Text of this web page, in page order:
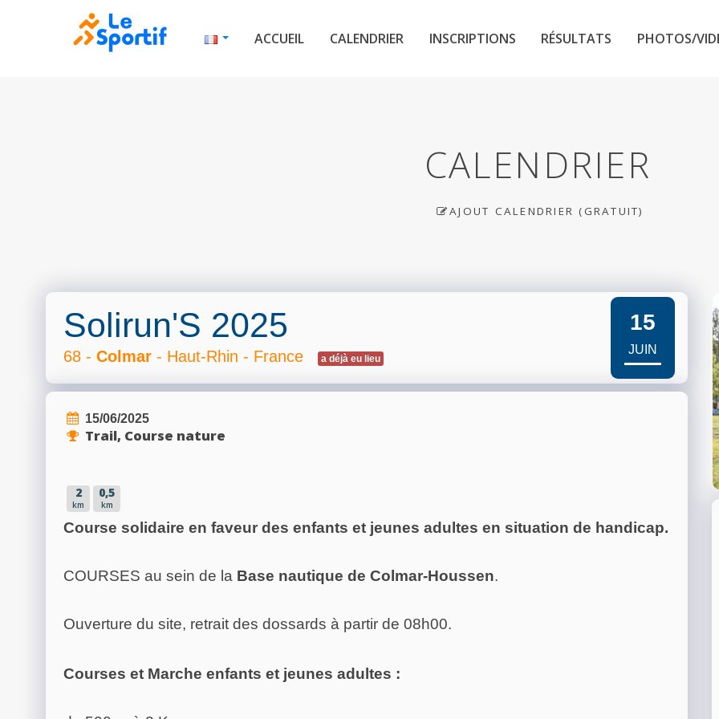
ACCUEIL CALENDRIER INSCRIPTIONS RÉSULTATS PHOTOS/
CALENDRIER
AJOUT CALENDRIER (GRATUIT)
Solirun'S 2025
68 - Colmar - Haut-Rhin - France a déjà eu lieu
15
JUIN
15/06/2025
Trail, Course nature
2
km
0,5
km
Course solidaire en faveur des enfants et jeunes adultes en situation de handicap.
COURSES au sein de la Base nautique de Colmar-Houssen.
Ouverture du site, retrait des dossards à partir de 08h00.
Courses et Marche enfants et jeunes adultes :